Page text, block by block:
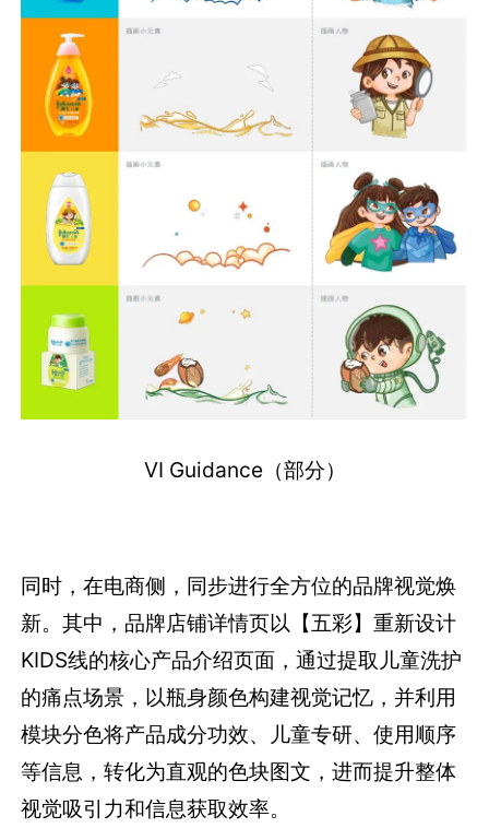
VI Guidance（部分）
同时，在电商侧，同步进行全方位的品牌视觉焕
新。其中，品牌店铺详情页以【五彩】重新设计
KIDS线的核心产品介绍页面，通过提取儿童洗护
的痛点场景，以瓶身颜色构建视觉记忆，并利用
模块分色将产品成分功效、儿童专研、使用顺序
等信息，转化为直观的色块图文，进而提升整体
视觉吸引力和信息获取效率。